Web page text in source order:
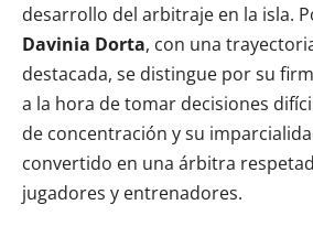
desarrollo del arbitraje en la isla.
Davinia Dorta, con una
destacada, se distingue por su
a la hora de tomar decisiones
de concentración y su
convertido en una árbitra
jugadores y entrenadores.